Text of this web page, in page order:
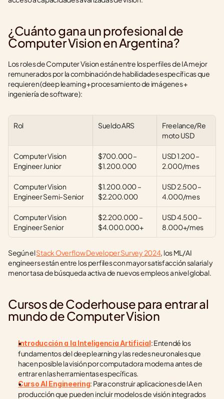
¿Cuánto gana un profesional de
Computer Vision en Argentina?
Los roles de Computer Vision están entre los perfiles de IA mejor
remunerados por la combinación de habilidades específicas que
requieren (deep learning + procesamiento de imágenes +
ingeniería de software):
Rol Sueldo ARS
Freelance/Re
moto USD
Computer Vision
Engineer Junior
$700.000 –
$1.200.000
USD 1.200 –
2.000/mes
Computer Vision
Engineer Semi-Senior
$1.200.000 –
$2.200.000
USD 2.500 –
4.000/mes
Computer Vision
Engineer Senior
$2.200.000 –
$4.000.000+
USD 4.500 –
8.000+/mes
Según el Stack Overflow Developer Survey 2024, los ML/AI
engineers están entre los perfiles con mayor satisfacción salarial y
menor tasa de búsqueda activa de nuevos empleos a nivel global.
Cursos de Coderhouse para entrar al
mundo de Computer Vision
Introducción a la Inteligencia Artificial: Entendé los
fundamentos del deep learning y las redes neuronales que
hacen posible la visión por computadora moderna antes de
entrar en las herramientas específicas.
Curso AI Engineering: Para construir aplicaciones de IA en
producción que pueden incluir modelos de visión integrados